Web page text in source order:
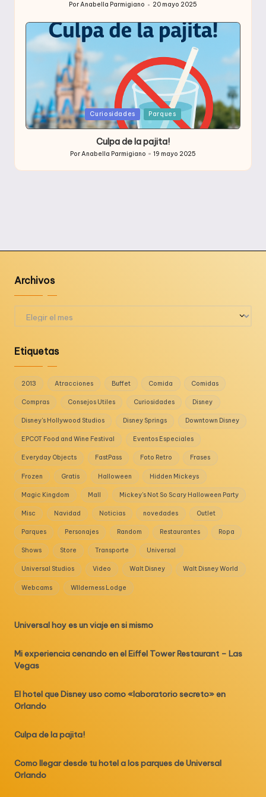
PorAnabella Parmigiano 20 mayo 2025
Publicada
en
Curiosidades Parques
Culpa de la pajita!
Publicado
por
PorAnabella Parmigiano 19 mayo 2025
Archivos
Etiquetas
2013 Atracciones Buffet Comida Comidas
Compras Consejos Utiles Curiosidades Disney
Disney's Hollywood Studios Disney Springs Downtown Disney
EPCOT Food and Wine Festival Eventos Especiales
Everyday Objects FastPass Foto Retro Frases
Frozen Gratis Halloween Hidden Mickeys
Magic Kingdom Mall Mickey's Not So Scary Halloween Party
Misc Navidad Noticias novedades Outlet
Parques Personajes Random Restaurantes Ropa
Shows Store Transporte Universal
Universal Studios Video Walt Disney Walt Disney World
Webcams WIlderness Lodge
Universal hoy es un viaje en si mismo
Mi experiencia cenando en el Eiffel Tower Restaurant – Las
Vegas
El hotel que Disney uso como «laboratorio secreto» en
Orlando
Culpa de la pajita!
Como llegar desde tu hotel a los parques de Universal
Orlando